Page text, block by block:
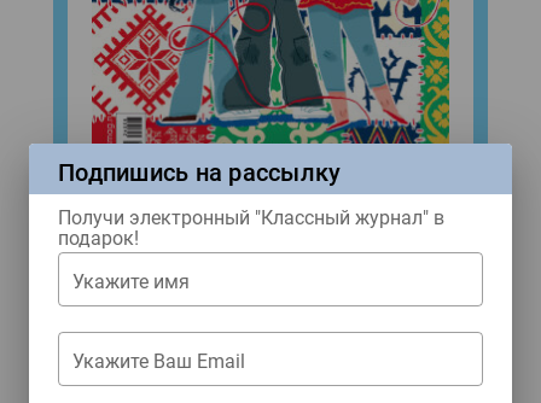
Народы России
Купить
Подпишись на рассылку
Получи электронный "Классный журнал" в
подарок!
Укажите имя
Укажите Ваш Email